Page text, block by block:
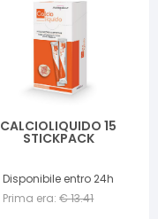
CALCIOLIQUIDO 15
STICKPACK
Disponibile entro 24h
Prima era: €13.41